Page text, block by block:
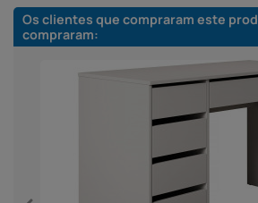
Os clientes que compraram este
compraram: